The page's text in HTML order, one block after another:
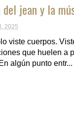
jean y la
2025
viste cuerpos.
que huelen a
algún punto entr...